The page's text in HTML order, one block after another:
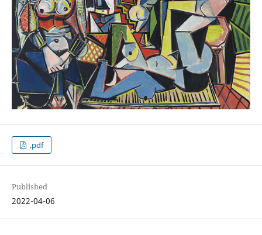
.pdf
Published
2022-04-06